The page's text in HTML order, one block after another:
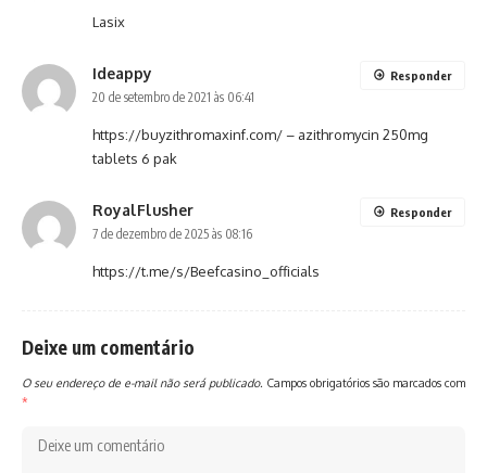
Lasix
Ideappy
20 de setembro de 2021 às 06:41
https://buyzithromaxinf.com/– azithromycin 250mg
tablets 6 pak
Responder
RoyalFlusher
7 de dezembro de 2025 às 08:16
https://t.me/s/Beefcasino_officials
Responder
Deixe um comentário
O seu endereço de e-mail não será publicado. Campos obrigatórios são marcados com
*